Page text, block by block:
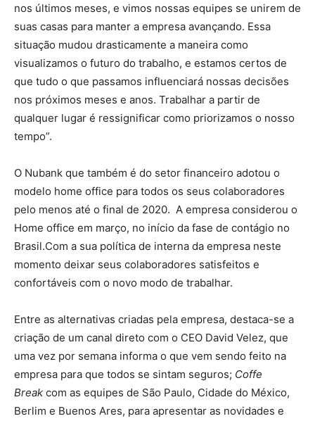
nos últimos meses, e vimos nossas equipes se unirem de
suas casas para manter a empresa avançando. Essa
situação mudou drasticamente a maneira como
visualizamos o futuro do trabalho, e estamos certos de
que tudo o que passamos influenciará nossas decisões
nos próximos meses e anos. Trabalhar a partir de
qualquer lugar é ressignificar como priorizamos o nosso
tempo”.
O Nubank que também é do setor financeiro adotou o
modelo home office para todos os seus colaboradores
pelo menos até o final de 2020. A empresa considerou o
Home office em março, no início da fase de contágio no
Brasil.Com a sua política de interna da empresa neste
momento deixar seus colaboradores satisfeitos e
confortáveis com o novo modo de trabalhar.
Entre as alternativas criadas pela empresa, destaca-se a
criação de um canal direto com o CEO David Velez, que
uma vez por semana informa o que vem sendo feito na
empresa para que todos se sintam seguros; Coffe
Break com as equipes de São Paulo, Cidade do México,
Berlim e Buenos Ares, para apresentar as novidades e